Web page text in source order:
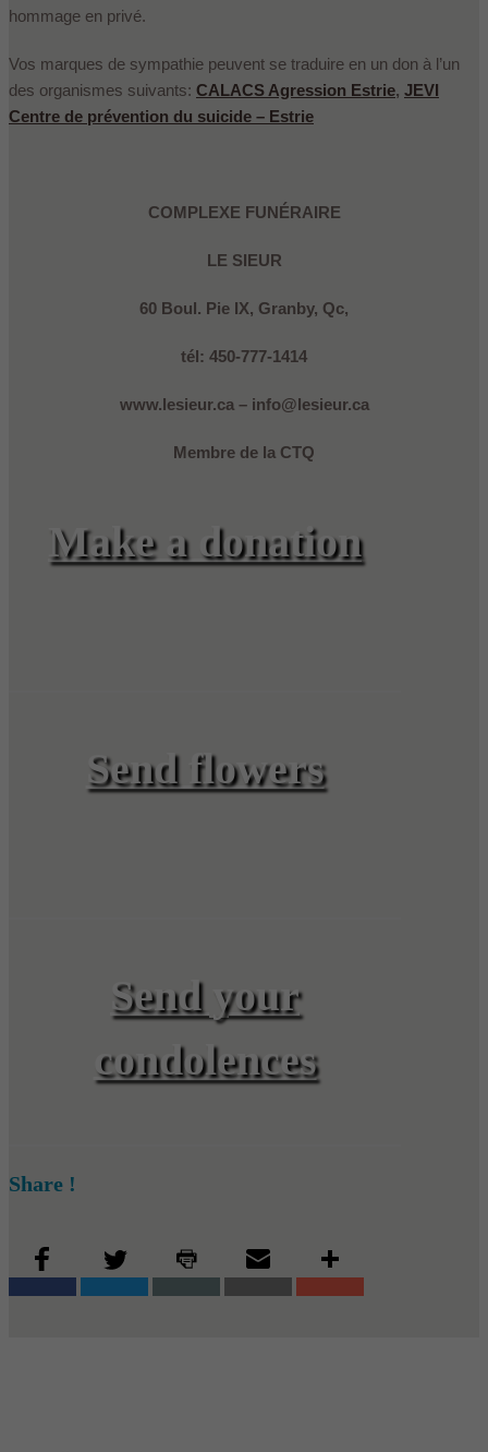
hommage en privé.
Vos marques de sympathie peuvent se traduire en un don à l’un
des organismes suivants: CALACS Agression Estrie, JEVI
Centre de prévention du suicide – Estrie
COMPLEXE FUNÉRAIRE
LE SIEUR
60 Boul. Pie IX, Granby, Qc,
tél: 450-777-1414
www.lesieur.ca – info@lesieur.ca
Membre de la CTQ
Make a donation
Send flowers
Send your
condolences
Share !